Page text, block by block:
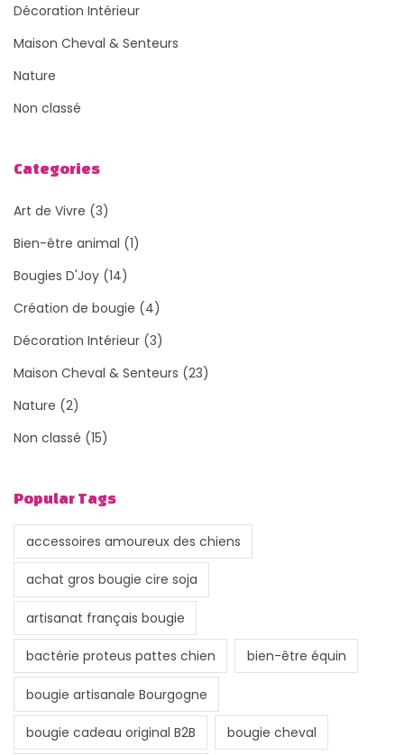
Décoration Intérieur
Maison Cheval & Senteurs
Nature
Non classé
Categories
Art de Vivre (3)
Bien-être animal (1)
Bougies D'Joy (14)
Création de bougie (4)
Décoration Intérieur (3)
Maison Cheval & Senteurs (23)
Nature (2)
Non classé (15)
Popular Tags
accessoires amoureux des chiens
achat gros bougie cire soja
artisanat français bougie
bactérie proteus pattes chien bien-être équin
bougie artisanale Bourgogne
bougie cadeau original B2B bougie cheval